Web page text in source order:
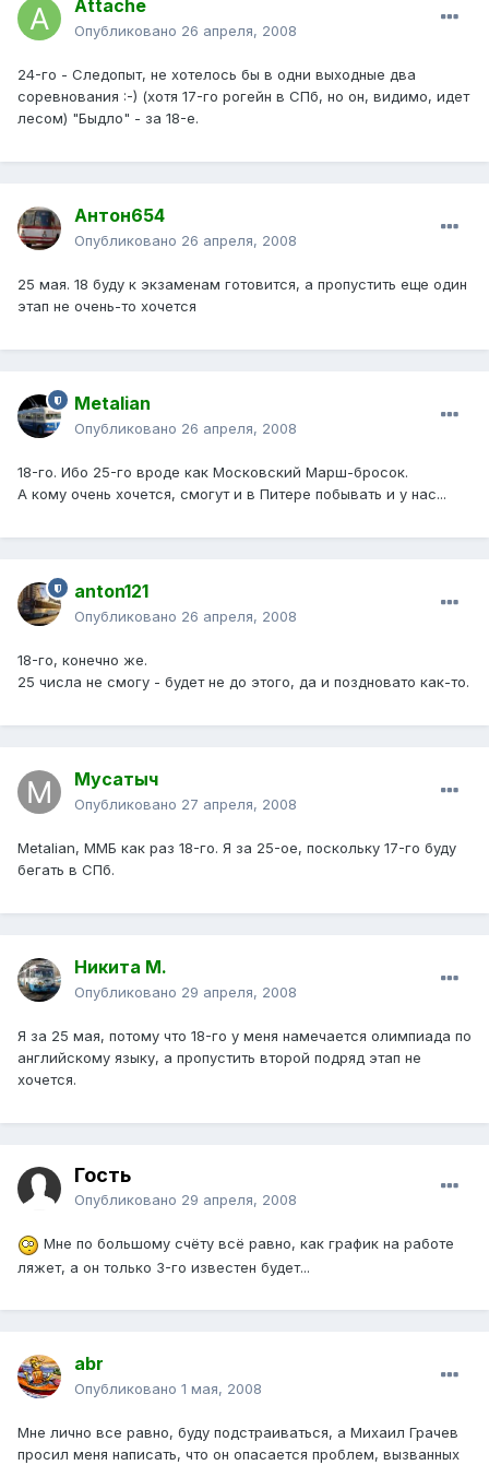
Attache
Опубликовано 26 апреля, 2008
24-го - Следопыт, не хотелось бы в одни выходные два
соревнования :-) (хотя 17-го рогейн в СПб, но он, видимо, идет
лесом) "Быдло" - за 18-е.
Антон654
Опубликовано 26 апреля, 2008
25 мая. 18 буду к экзаменам готовится, а пропустить еще один
этап не очень-то хочется
Metalian
Опубликовано 26 апреля, 2008
18-го. Ибо 25-го вроде как Московский Марш-бросок.
А кому очень хочется, смогут и в Питере побывать и у нас...
anton121
Опубликовано 26 апреля, 2008
18-го, конечно же.
25 числа не смогу - будет не до этого, да и поздновато как-то.
Мусатыч
Опубликовано 27 апреля, 2008
Metalian, ММБ как раз 18-го. Я за 25-ое, поскольку 17-го буду
бегать в СПб.
Никита М.
Опубликовано 29 апреля, 2008
Я за 25 мая, потому что 18-го у меня намечается олимпиада по
английскому языку, а пропустить второй подряд этап не
хочется.
Гость
Опубликовано 29 апреля, 2008
Мне по большому счёту всё равно, как график на работе
ляжет, а он только 3-го известен будет...
abr
Опубликовано 1 мая, 2008
Мне лично все равно, буду подстраиваться, а Михаил Грачев
просил меня написать, что он опасается проблем, вызванных